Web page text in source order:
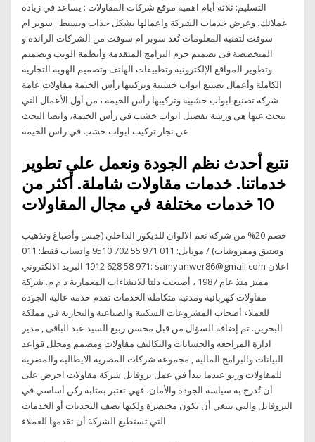
التسليم: ثلاثة أيام اهمية موقع شركات المقاولات : يساعد في زيادة
عملائك، وعرض خدمات الشركة واعمالها بشكل جذاب وبسيط . سوبر ام
سوفت لتقنية المعلومات تُعد سوبر ام سوفت من الشركات الرائدة و
المتخصصة فى تصميم حزم البرامج المتقدمة وأنظمة الويب وتصميم
وتطوير المواقع الإلكترونية وتطبيقات الهاتف وتصميم الهوية التجارية
الكاملة وأعمال تصنيع ابواب خشبية وتركيبها رأس الخيمة مقاولات عامة
شركة تصنيع ابواب خشبية وتركيبها رأس الخيمة ، من أول الأعمال التي
تبحث عنها هي ورشة تفصيل ابواب خشب في رأس الخيمة، وايضا البحث
عن نجار تركيب ابواب خشب في راس الخيمة
نتبع أحدث نظم الجودة ونعمل علي تطوير
خدماتنا. خدمات مقاولات شاملة. أكثر من
10 خدمات مختلفة في مجال المقاولات
خصم 20% من شركة نغم الالوان للديكور الداخلي (جبس وأصباغ وتذهيب
وتعتيق ومفروشات) / موبايل: 011 971 55 702 9510 واتساب فقط: 011
971 58 628 1912 البريد الالكتروني: samyanwer86@gmail.com اعلان
مميز منذ عام 1987 ، أصبحت دلتا للانشاءات المعمارية ذ م م. شركة
مقاولات كهربائية ومدنية متكاملة الخدمات تقدم خدمة عالية الجودة
للعملاء أصحاب المشروعات السكنية والصناعية والتجارية في مملكة
البحرين. تم إضافة السؤال من قبل محسن ربيع السيد عبد الباقى , مدير
ادارة المراجعه والحسابات والتكاليف مقاولات ومصمم ومحلل قواعد
البيانات والبرامج الماليه , مجموعه شركات المصريه الايطاليه والمصريه
للمقاولات وزيو عندما تبدأ في عمل بروفايل شركة مقاولات احرص على
أن تُدرج به سياسة الجودة والأمان، فهي تعتبر بمثابة ركن أساسي في
البروفايل والتي ينبغي أن تكون مختصرة ولكنها تصف التحديات أو الخدمات
التي تستطيع الشركة أن تقدمها للعملاء